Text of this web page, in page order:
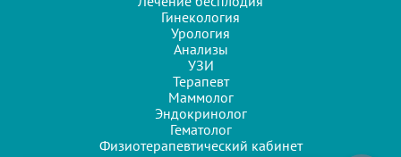
Гинекология
Урология
Анализы
УЗИ
Терапевт
Маммолог
Эндокринолог
Гематолог
Физиотерапевтический кабинет